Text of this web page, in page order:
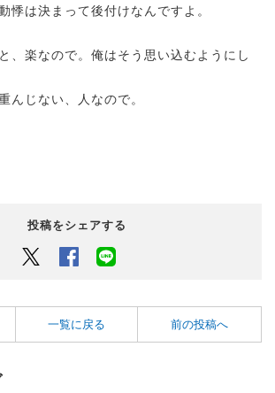
悸は決まって後付けなんですよ。
、楽なので。俺はそう思い込むようにし
んじない、人なので。
投稿をシェアする
Twitter Facebook
一覧に戻る 前の投稿へ